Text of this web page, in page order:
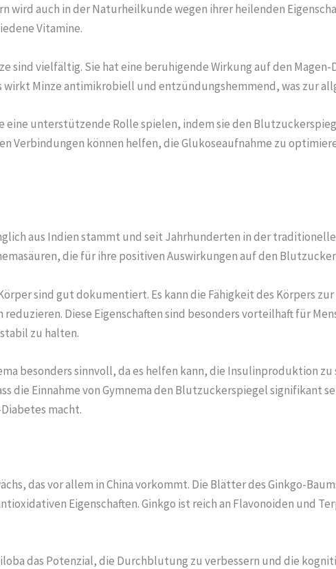
wird auch in der Naturheilkunde wegen ihrer heilenden
Vitamine.
sind vielfältig. Sie hat eine beruhigende Wirkung auf den
wirkt Minze antimikrobiell und entzündungshemmend, was zur
eine unterstützende Rolle spielen, indem sie den
Verbindungen können helfen, die Glukoseaufnahme zu
aus Indien stammt und seit Jahrhunderten in der
die für ihre positiven Auswirkungen auf den
sind gut dokumentiert. Es kann die Fähigkeit des Körpers
Diese Eigenschaften sind besonders vorteilhaft für
zu halten.
besonders sinnvoll, da es helfen kann, die Insulinproduktion
die Einnahme von Gymnema den Blutzuckerspiegel signifikant
macht.
das vor allem in China vorkommt. Die Blätter des Ginkgo-
Eigenschaften. Ginkgo ist reich an Flavonoiden und
das Potenzial, die Durchblutung zu verbessern und die